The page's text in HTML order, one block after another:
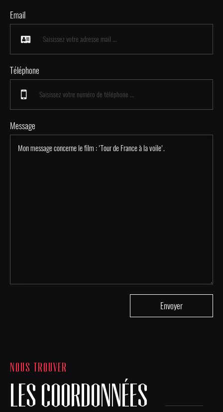
Email
Téléphone
Message
NOUS TROUVER
LES COORDONNÉES